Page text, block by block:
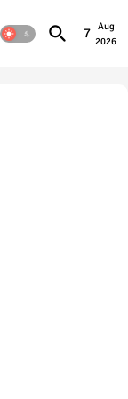
7
Aug
2026